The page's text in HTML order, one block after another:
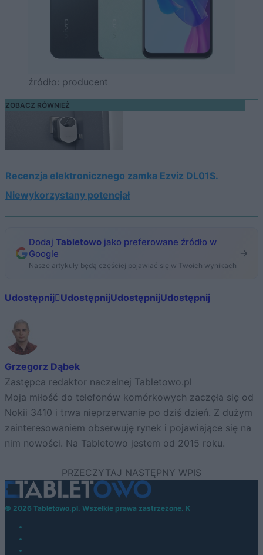
źródło: producent
ZOBACZ RÓWNIEŻ
Recenzja elektronicznego zamka Ezviz DL01S.
Niewykorzystany potencjał
Dodaj Tabletowo jako preferowane źródło w
Google
Nasze artykuły będą częściej pojawiać się w Twoich wynikach
Udostępnij UdostępnijUdostępnijUdostępnij
Grzegorz Dąbek
Zastępca redaktor naczelnej Tabletowo.pl
Moja miłość do telefonów komórkowych zaczęła się od
Nokii 3410 i trwa nieprzerwanie po dziś dzień. Z dużym
zainteresowaniem obserwuję rynek i pojawiające się na
nim nowości. Na Tabletowo jestem od 2015 roku.
© 2026 Tabletowo.pl. Wszelkie prawa zastrzeżone. K